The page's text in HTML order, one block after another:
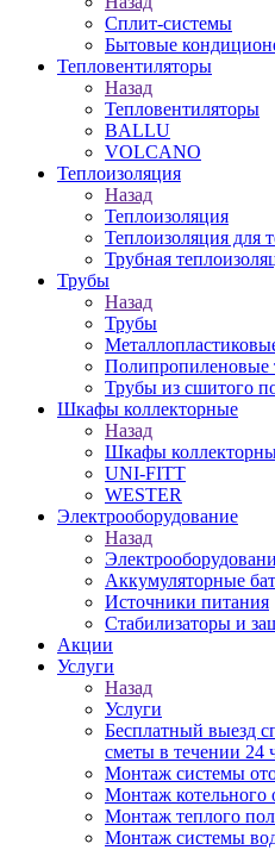
Сплит-системы
Бытовые
Тепловентиляторы
Назад
Тепловентиляторы
BALLU
VOLCANO
Теплоизоляция
Назад
Теплоизоляция
Теплоизоляция для
Трубная
Трубы
Назад
Трубы
Полипропиленовые
Трубы из сшитого
Шкафы коллекторные
Назад
Шкафы
UNI-FITT
WESTER
Электрооборудование
Назад
Аккумуляторные
Источники питания
Стабилизаторы и
Акции
Услуги
Назад
Услуги
Бесплатный выезд
сметы в течении 24
Монтаж системы
Монтаж котельного
Монтаж теплого
Монтаж системы